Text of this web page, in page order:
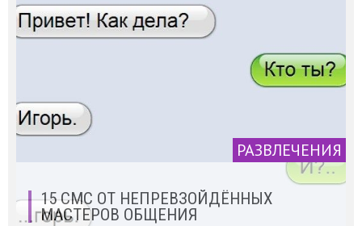
РАЗВЛЕЧЕНИЯ
15 СМС ОТ НЕПРЕВЗОЙДЁННЫХ
МАСТЕРОВ ОБЩЕНИЯ